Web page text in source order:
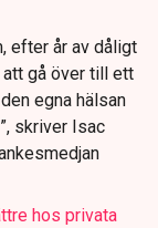
efter år av dåligt
gå över till ett
egna hälsan
skriver Isac
hos privata